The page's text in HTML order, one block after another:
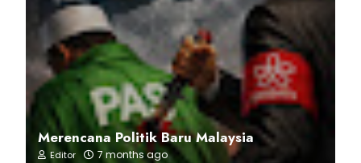
Merencana Politik Baru Malaysia
Editor 7 months ago